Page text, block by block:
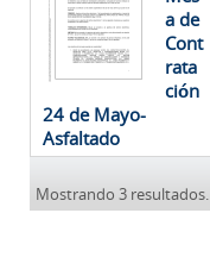
a de
Cont
rata
ción
24 de Mayo-
Asfaltado
Mostrando 3 resultados.